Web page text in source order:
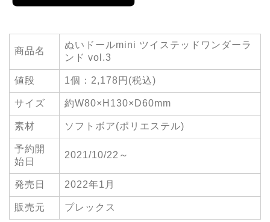
商品名
ぬいドールmini ツイステッドワンダーラ
ンド vol.3
値段 1個：2,178円(税込)
サイズ 約W80×H130×D60mm
素材 ソフトボア(ポリエステル)
予約開
始日
2021/10/22～
発売日 2022年1月
販売元 プレックス